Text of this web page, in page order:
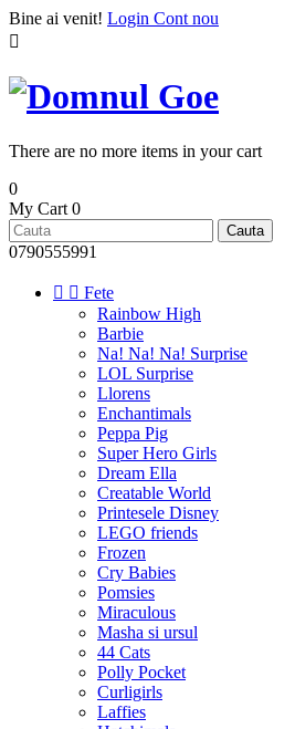
Bine ai venit! Login Cont nou

There are no more items in your cart
0
My Cart 0
Cauta
0790555991
  Fete
Rainbow High
Barbie
Na! Na! Na! Surprise
LOL Surprise
Llorens
Enchantimals
Peppa Pig
Super Hero Girls
Dream Ella
Creatable World
Printesele Disney
LEGO friends
Frozen
Cry Babies
Pomsies
Miraculous
Masha si ursul
44 Cats
Polly Pocket
Curligirls
Laffies